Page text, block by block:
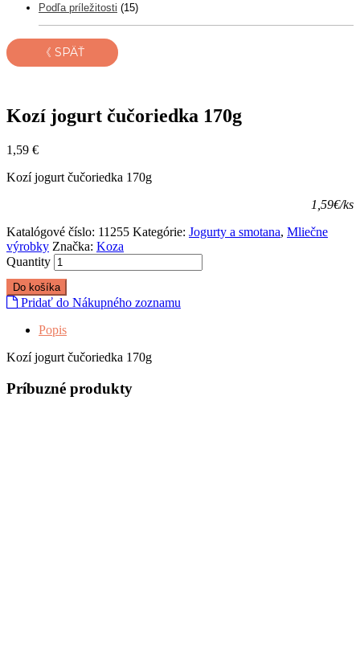
Podľa príležitosti (15)
《 SPÄŤ
Kozí jogurt čučoriedka 170g
1,59 €
Kozí jogurt čučoriedka 170g
1,59€/ks
Katalógové číslo: 11255 Kategórie: Jogurty a smotana, Mliečne
výrobky Značka: Koza
Quantity
Do košíka
Pridať do Nákupného zoznamu
Popis
Kozí jogurt čučoriedka 170g
Príbuzné produkty